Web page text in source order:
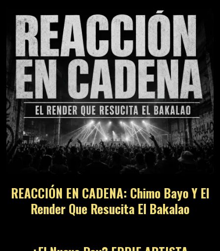
REACCIÓN EN CADENA: Chimo Bayo Y El
Render Que Resucita El Bakalao